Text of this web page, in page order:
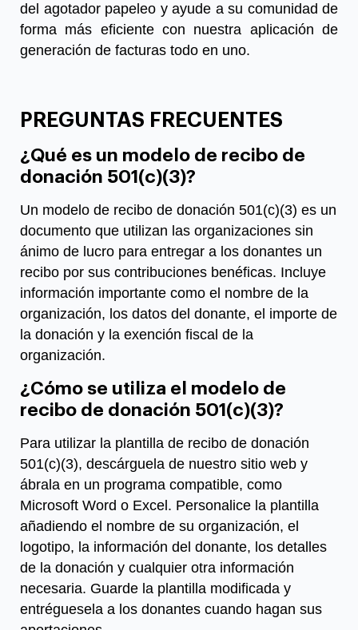
del agotador papeleo y ayude a su comunidad de
forma más eficiente con nuestra aplicación de
generación de facturas todo en uno.
PREGUNTAS FRECUENTES
¿Qué es un modelo de recibo de
donación 501(c)(3)?
Un modelo de recibo de donación 501(c)(3) es un
documento que utilizan las organizaciones sin
ánimo de lucro para entregar a los donantes un
recibo por sus contribuciones benéficas. Incluye
información importante como el nombre de la
organización, los datos del donante, el importe de
la donación y la exención fiscal de la
organización.
¿Cómo se utiliza el modelo de
recibo de donación 501(c)(3)?
Para utilizar la plantilla de recibo de donación
501(c)(3), descárguela de nuestro sitio web y
ábrala en un programa compatible, como
Microsoft Word o Excel. Personalice la plantilla
añadiendo el nombre de su organización, el
logotipo, la información del donante, los detalles
de la donación y cualquier otra información
necesaria. Guarde la plantilla modificada y
entréguesela a los donantes cuando hagan sus